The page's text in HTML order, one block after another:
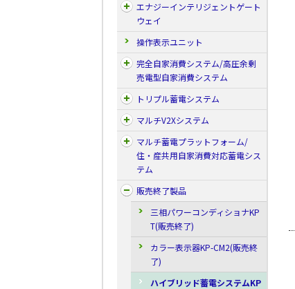
エナジーインテリジェントゲート
ウェイ
操作表示ユニット
完全自家消費システム/高圧余剰
売電型自家消費システム
トリプル蓄電システム
マルチV2Xシステム
マルチ蓄電プラットフォーム/
住・産共用自家消費対応蓄電シス
テム
販売終了製品
三相パワーコンディショナKP
T(販売終了)
カラー表示器KP-CM2(販売終
了)
ハイブリッド蓄電システムKP